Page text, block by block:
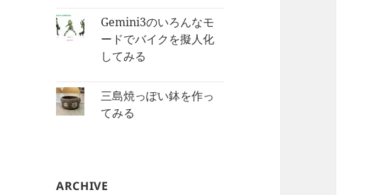
Gemini3のいろんなモ
ードでバイクを擬人化
してみる
三島焼っぽい鉢を作っ
てみる
ARCHIVE